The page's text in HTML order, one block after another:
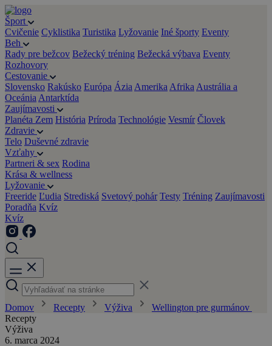
Šport
Cvičenie Cyklistika Turistika Lyžovanie Iné športy Eventy
Beh
Rady pre bežcov Bežecký tréning Bežecká výbava Eventy
Rozhovory
Cestovanie
Slovensko Rakúsko Európa Ázia Amerika Afrika Austrália a
Oceánia Antarktída
Zaujímavosti
Planéta Zem História Príroda Technológie Vesmír Človek
Zdravie
Telo Duševné zdravie
Vzťahy
Partneri & sex Rodina
Krása & wellness
Lyžovanie
Freeride Ľudia Strediská Svetový pohár Testy Tréning Zaujímavosti
Poradňa Kvíz
Kvíz
Domov Recepty Výživa
Wellington pre gurmánov
Recepty
Výživa
6. marca 2024